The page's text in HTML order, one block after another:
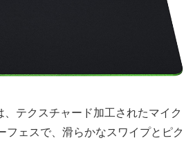
、テクスチャード加工されたマイク
フェスで、滑らかなスワイプとピク